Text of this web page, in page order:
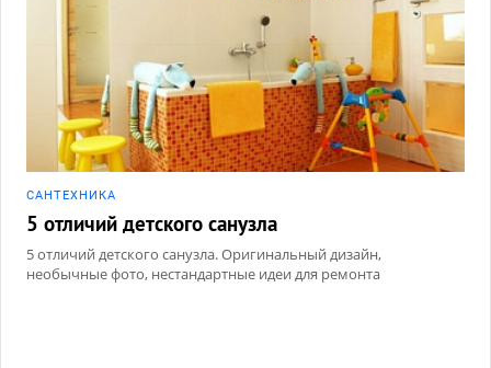
САНТЕХНИКА
5 отличий детского санузла
5 отличий детского санузла. Оригинальный дизайн,
необычные фото, нестандартные идеи для ремонта